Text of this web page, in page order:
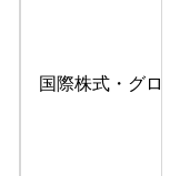
国際株式・グロ